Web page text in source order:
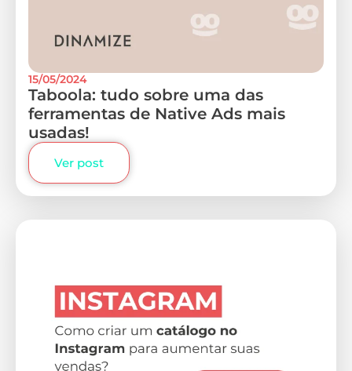
15/05/2024
Taboola: tudo sobre uma das
ferramentas de Native Ads mais
usadas!
Ver post